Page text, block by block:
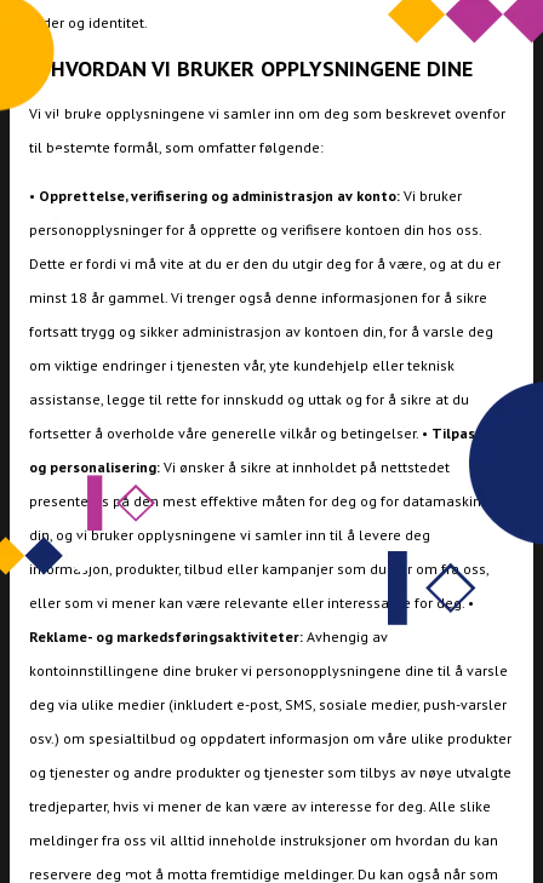
alder og identitet.
2. HVORDAN VI BRUKER OPPLYSNINGENE DINE
Vi vil bruke opplysningene vi samler inn om deg som beskrevet ovenfor
til bestemte formål, som omfatter følgende:
• Opprettelse, verifisering og administrasjon av konto: Vi bruker
personopplysninger for å opprette og verifisere kontoen din hos oss.
Dette er fordi vi må vite at du er den du utgir deg for å være, og at du er
minst 18 år gammel. Vi trenger også denne informasjonen for å sikre
fortsatt trygg og sikker administrasjon av kontoen din, for å varsle deg
om viktige endringer i tjenesten vår, yte kundehjelp eller teknisk
assistanse, legge til rette for innskudd og uttak og for å sikre at du
fortsetter å overholde våre generelle vilkår og betingelser. • Tilpasning
og personalisering: Vi ønsker å sikre at innholdet på nettstedet
presenteres på den mest effektive måten for deg og for datamaskinen
din, og vi bruker opplysningene vi samler inn til å levere deg
informasjon, produkter, tilbud eller kampanjer som du ber om fra oss,
eller som vi mener kan være relevante eller interessante for deg. •
Reklame- og markedsføringsaktiviteter: Avhengig av
kontoinnstillingene dine bruker vi personopplysningene dine til å varsle
deg via ulike medier (inkludert e-post, SMS, sosiale medier, push-varsler
osv.) om spesialtilbud og oppdatert informasjon om våre ulike produkter
og tjenester og andre produkter og tjenester som tilbys av nøye utvalgte
tredjeparter, hvis vi mener de kan være av interesse for deg. Alle slike
meldinger fra oss vil alltid inneholde instruksjoner om hvordan du kan
reservere deg mot å motta fremtidige meldinger. Du kan også når som